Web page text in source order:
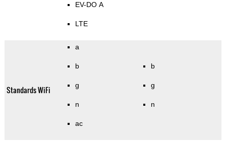
EV-DO A
LTE
Standards WiFi
a
b
g
n
ac
b
g
n